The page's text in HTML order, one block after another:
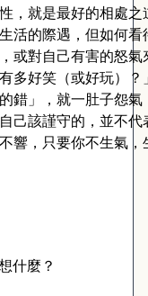
，就是最好的相處
活的際遇，但如何看
或對自己有害的怒氣
多好笑（或好玩）
錯」，就一肚子怨
己該謹守的，並不
響，只要你不生氣
什麼？